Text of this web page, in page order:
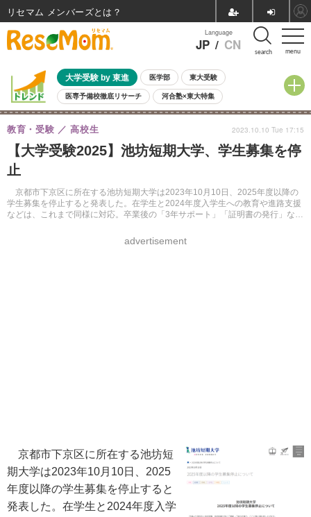
menu
Language
JP / CN search
大学受験 by 東進 医学部 東大受験
医専予備校徹底リサーチ 河合塾×東大特集
親子で考える大学選び 高校受験 中学受験 小学校受験
共通テスト 夏休み
8月開催イベント・WS 全国公立高校 過去問 人気記事
自由研究教材（小学生向け）
【大学受験2025】池坊短期大学、学生募集を停
止
京都市下京区に所在する池坊短期大学は2023年10月10日、2025年度以降の
学生募集を停止すると発表した。在学生と2024年度入学生への教育や進路支援
などは、これまで同様に対応。卒業後の「3年サポート」「証明書の発行」など
教育・受験 高校生
advertisement
2023.10.10 Tue 17:15
京都市下京区に所在する池坊短
期大学は2023年10月10日、2025
年度以降の学生募集を停止すると
発表した。在学生と2024年度入学
リセマム メンバーズ